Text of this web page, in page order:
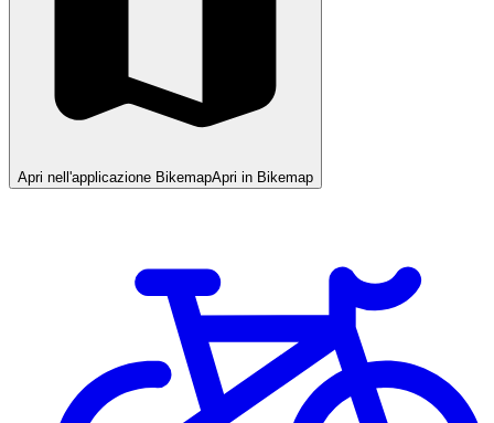
Apri nell'applicazione BikemapApri in Bikemap